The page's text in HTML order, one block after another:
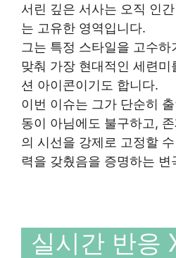
서린 깊은 서사는 오직 인
는 고유한 영역입니다.
그는 특정 스타일을 고수
맞춰 가장 현대적인 세련미
션 아이콘이기도 합니다.
이번 이슈는 그가 단순히
동이 아님에도 불구하고,
의 시선을 강제로 고정할
력을 갖췄음을 증명하는 변
실시간 반응